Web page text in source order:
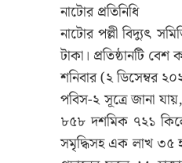
নাটোর প্রতিনিধি
নাটোর পল্লী বিদ্যুৎ
টাকা। প্রতিষ্ঠানটি
শনিবার (২ ডিসেম্বর
পবিস-২ সূত্রে জানা
৮৫৮ দশমিক ৭২১
সমৃদ্ধিসহ এক লাখ ৩৫